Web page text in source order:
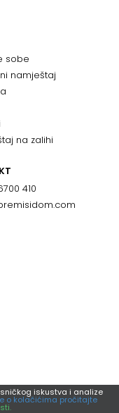
sobe
namještaj
na zalihi
410
iskustva i analize
o kolačićima pročitajte